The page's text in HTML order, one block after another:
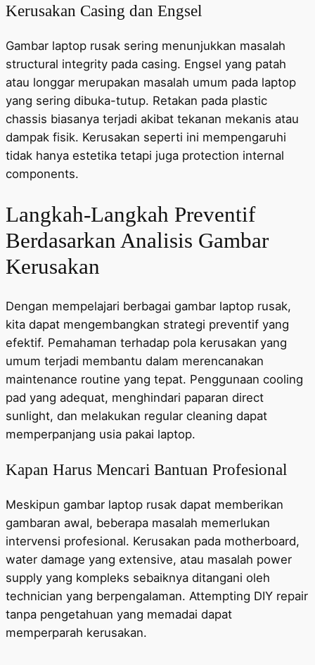
Kerusakan Casing dan Engsel
Gambar laptop rusak sering menunjukkan masalah
structural integrity pada casing. Engsel yang patah
atau longgar merupakan masalah umum pada laptop
yang sering dibuka-tutup. Retakan pada plastic
chassis biasanya terjadi akibat tekanan mekanis atau
dampak fisik. Kerusakan seperti ini mempengaruhi
tidak hanya estetika tetapi juga protection internal
components.
Langkah-Langkah Preventif
Berdasarkan Analisis Gambar
Kerusakan
Dengan mempelajari berbagai gambar laptop rusak,
kita dapat mengembangkan strategi preventif yang
efektif. Pemahaman terhadap pola kerusakan yang
umum terjadi membantu dalam merencanakan
maintenance routine yang tepat. Penggunaan cooling
pad yang adequat, menghindari paparan direct
sunlight, dan melakukan regular cleaning dapat
memperpanjang usia pakai laptop.
Kapan Harus Mencari Bantuan Profesional
Meskipun gambar laptop rusak dapat memberikan
gambaran awal, beberapa masalah memerlukan
intervensi profesional. Kerusakan pada motherboard,
water damage yang extensive, atau masalah power
supply yang kompleks sebaiknya ditangani oleh
technician yang berpengalaman. Attempting DIY repair
tanpa pengetahuan yang memadai dapat
memperparah kerusakan.